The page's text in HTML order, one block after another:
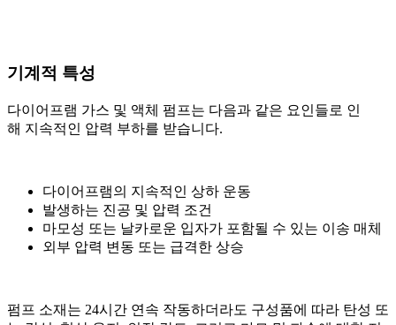
기계적 특성
다이어프램 가스 및 액체 펌프는 다음과 같은 요인들로 인
해 지속적인 압력 부하를 받습니다.
다이어프램의 지속적인 상하 운동
발생하는 진공 및 압력 조건
마모성 또는 날카로운 입자가 포함될 수 있는 이송 매체
외부 압력 변동 또는 급격한 상승
펌프 소재는 24시간 연속 작동하더라도 구성품에 따라 탄성 또